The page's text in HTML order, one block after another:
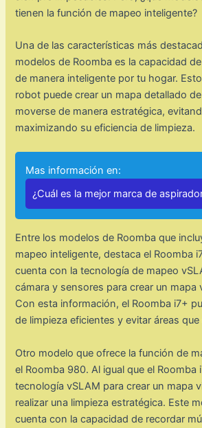
tienen la función de mapeo inteligente?
Una de las características más
modelos de Roomba es la capacidad
de manera inteligente por tu hogar.
robot puede crear un mapa detallado
moverse de manera estratégica,
maximizando su eficiencia de limpieza.
Mas información en:
¿Cuál es la mejor marca de
Entre los modelos de Roomba que
mapeo inteligente, destaca el Roomba
cuenta con la tecnología de mapeo
cámara y sensores para crear un mapa
Con esta información, el Roomba i7+
de limpieza eficientes y evitar áreas que
Otro modelo que ofrece la función de
el Roomba 980. Al igual que el Roomba
tecnología vSLAM para crear un mapa
realizar una limpieza estratégica. Este
cuenta con la capacidad de recordar